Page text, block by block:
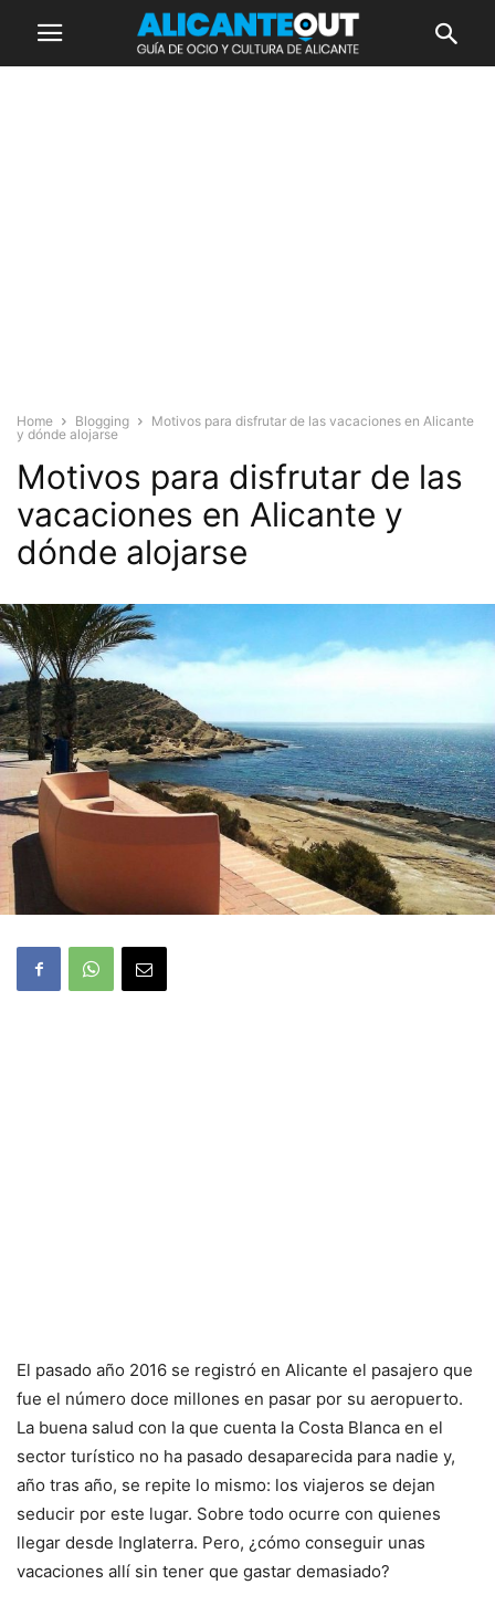
Home Blogging
Motivos para disfrutar de las vacaciones en Alicante
y dónde alojarse
Motivos para disfrutar de las
vacaciones en Alicante y
dónde alojarse
El pasado año 2016 se registró en Alicante el pasajero que
fue el número doce millones en pasar por su aeropuerto.
La buena salud con la que cuenta la Costa Blanca en el
sector turístico no ha pasado desaparecida para nadie y,
año tras año, se repite lo mismo: los viajeros se dejan
seducir por este lugar. Sobre todo ocurre con quienes
llegar desde Inglaterra. Pero, ¿cómo conseguir unas
vacaciones allí sin tener que gastar demasiado?